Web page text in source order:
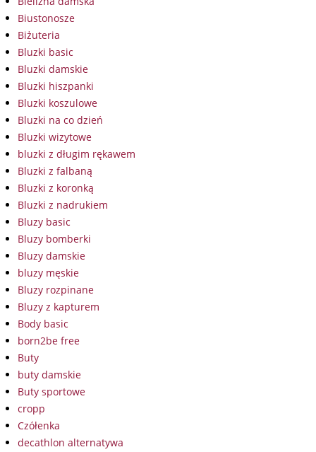
Biustonosze
Biżuteria
Bluzki basic
Bluzki damskie
Bluzki hiszpanki
Bluzki koszulowe
Bluzki na co dzień
Bluzki wizytowe
bluzki z długim rękawem
Bluzki z falbaną
Bluzki z koronką
Bluzki z nadrukiem
Bluzy basic
Bluzy bomberki
Bluzy damskie
bluzy męskie
Bluzy rozpinane
Bluzy z kapturem
Body basic
born2be free
Buty
buty damskie
Buty sportowe
cropp
Czółenka
decathlon alternatywa